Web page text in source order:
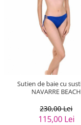
Sutien de baie cu
NAVARRE BEACH
230,00 Lei
115,00 Lei